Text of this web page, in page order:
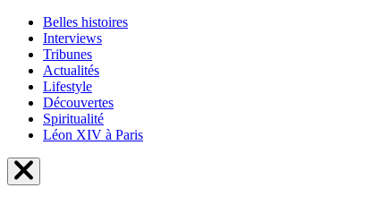
Belles histoires
Interviews
Tribunes
Actualités
Lifestyle
Découvertes
Spiritualité
Léon XIV à Paris